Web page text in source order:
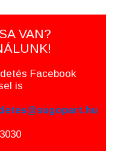
VAN?
Facebook
is